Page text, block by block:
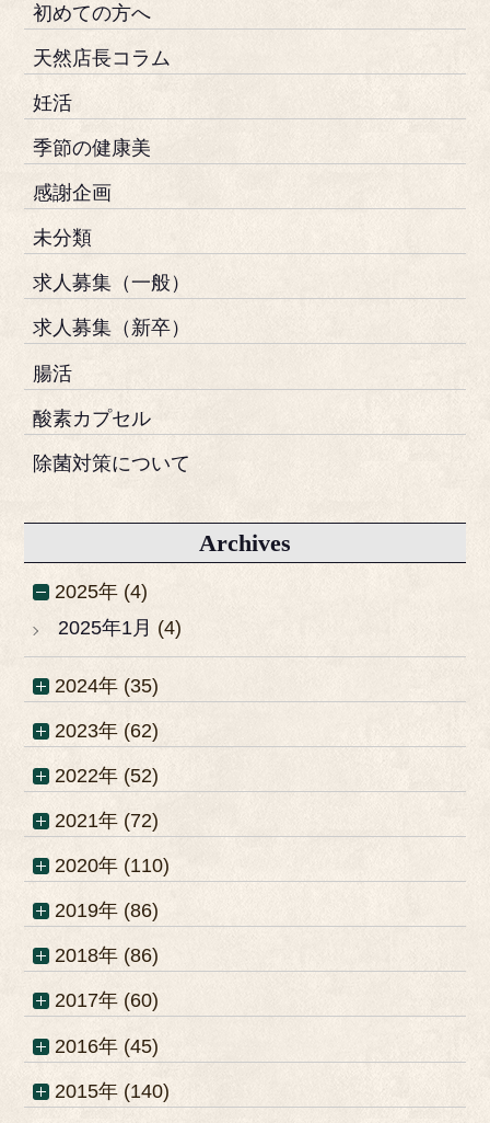
初めての方へ
天然店長コラム
妊活
季節の健康美
感謝企画
未分類
求人募集（一般）
求人募集（新卒）
腸活
酸素カプセル
除菌対策について
Archives
2025年 (4)
2025年1月 (4)
2024年 (35)
2023年 (62)
2022年 (52)
2021年 (72)
2020年 (110)
2019年 (86)
2018年 (86)
2017年 (60)
2016年 (45)
2015年 (140)